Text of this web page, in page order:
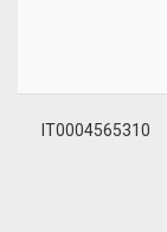
IT0004565310